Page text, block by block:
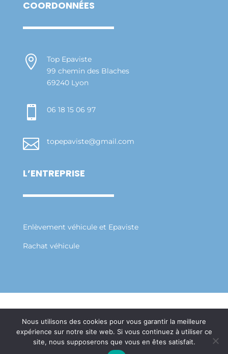
COORDONNÉES

Top Epaviste
99 chemin des Blaches
69240 Lyon
 06 18 15 06 97
 topepaviste@gmail.com
L’ENTREPRISE
Enlèvement véhicule et Epaviste
Rachat véhicule
Plan du Site
Création Site Internet Saint-Etienne | WEBILIKO
|
Nous utilisons des cookies pour vous garantir la meilleure
expérience sur notre site web. Si vous continuez à utiliser ce
site, nous supposerons que vous en êtes satisfait.